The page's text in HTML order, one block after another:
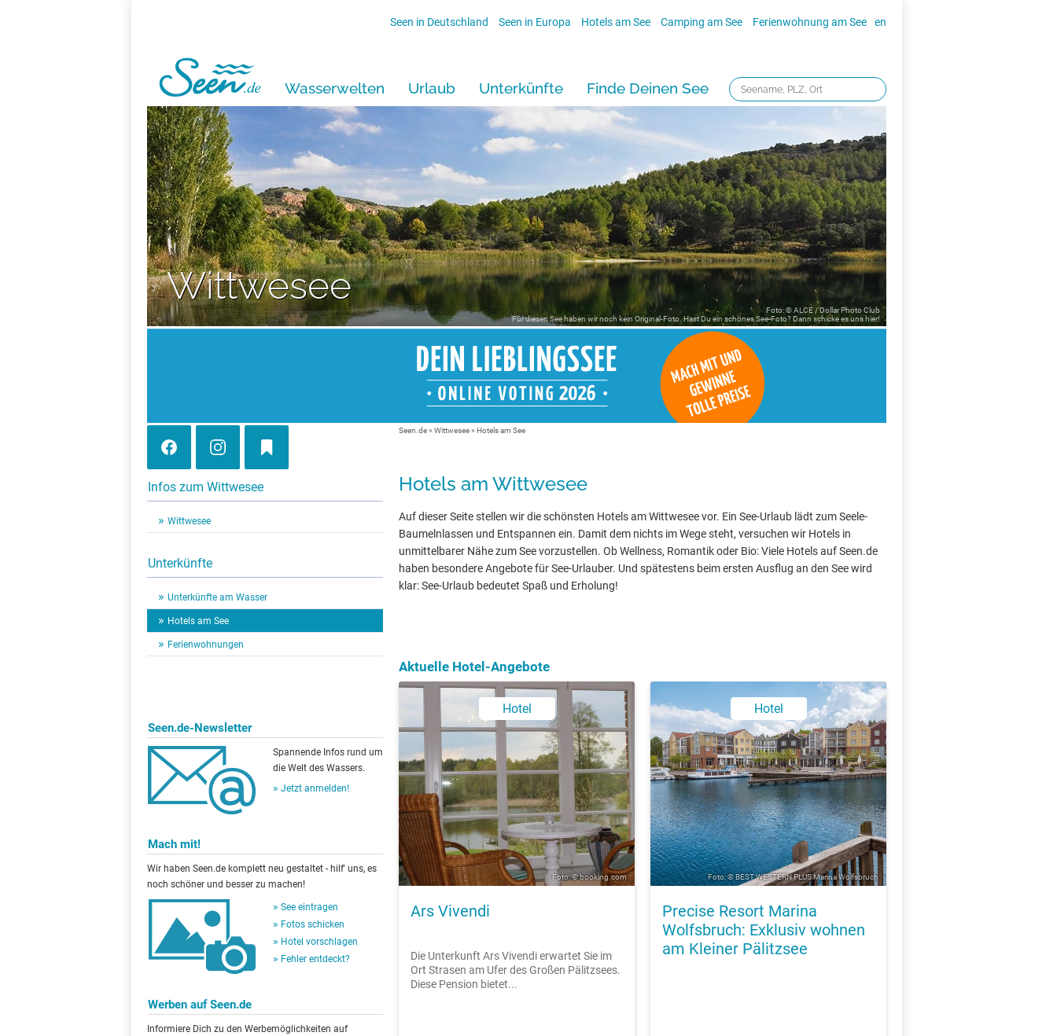
Seen in Deutschland Seen in Europa Hotels am See Camping am See Ferienwohnung am See en
Wasserwelten Urlaub Unterkünfte Finde Deinen See
Wittwesee
Foto: © ALCE / Dollar Photo Club
Für diesen See haben wir noch kein Original-Foto. Hast Du ein schönes See-Foto? Dann schicke es uns hier!
Infos zum Wittwesee
Wittwesee
Unterkünfte
Unterkünfte am Wasser
Hotels am See
Ferienwohnungen
Seen.de-Newsletter
Spannende Infos rund um
die Welt des Wassers.
Jetzt anmelden!
Mach mit!
Wir haben Seen.de komplett neu gestaltet - hilf' uns, es
noch schöner und besser zu machen!
See eintragen
Fotos schicken
Hotel vorschlagen
Fehler entdeckt?
Werben auf Seen.de
Informiere Dich zu den Werbemöglichkeiten auf
Seen.de» Wittwesee» Hotels am See
Hotels am Wittwesee
Auf dieser Seite stellen wir die schönsten Hotels am Wittwesee vor. Ein See-Urlaub lädt zum Seele-
Baumelnlassen und Entspannen ein. Damit dem nichts im Wege steht, versuchen wir Hotels in
unmittelbarer Nähe zum See vorzustellen. Ob Wellness, Romantik oder Bio: Viele Hotels auf Seen.de
haben besondere Angebote für See-Urlauber. Und spätestens beim ersten Ausflug an den See wird
klar: See-Urlaub bedeutet Spaß und Erholung!
Aktuelle Hotel-Angebote
Hotel
Foto: © booking.com
Ars Vivendi
Die Unterkunft Ars Vivendi erwartet Sie im
Ort Strasen am Ufer des Großen Pälitzsees.
Diese Pension bietet...
Hotel
Foto: © BEST WESTERN PLUS Marina Wolfsbruch
Precise Resort Marina
Wolfsbruch: Exklusiv wohnen
am Kleiner Pälitzsee